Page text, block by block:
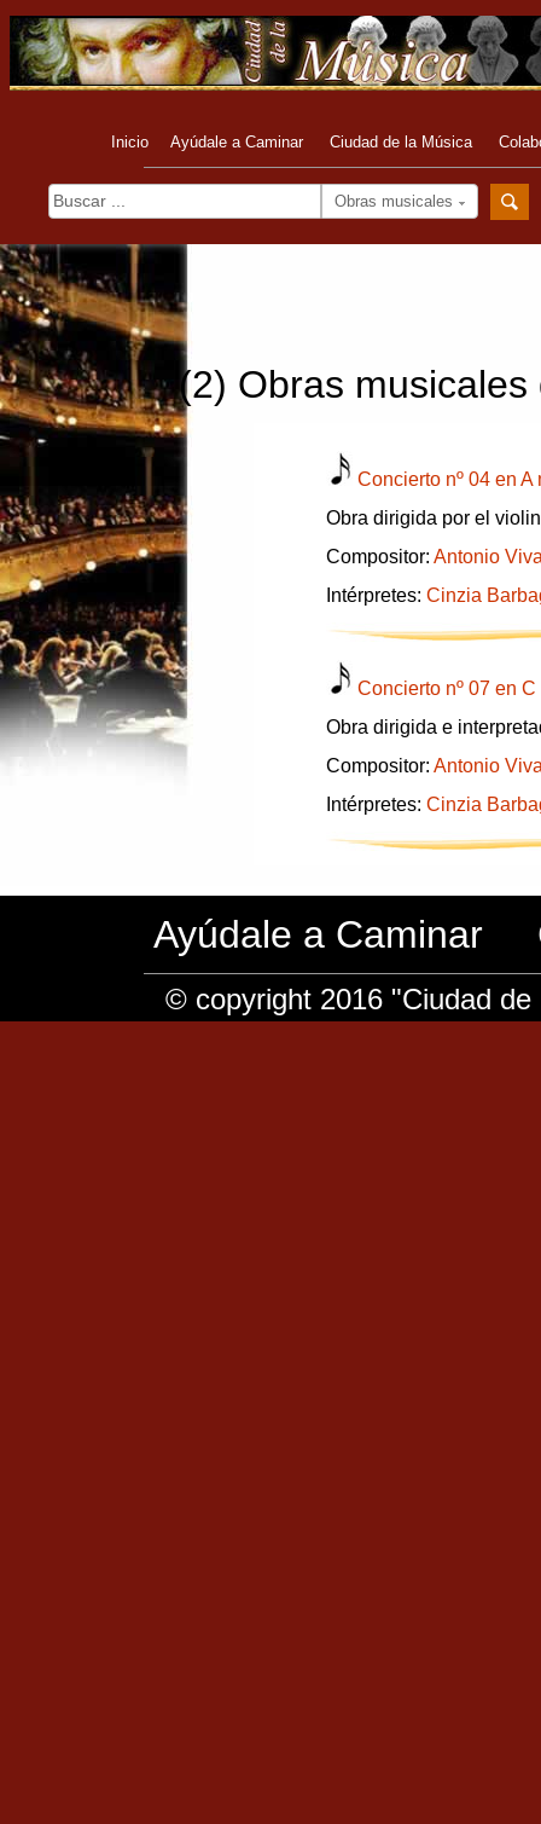
Inicio Ayúdale a Caminar Ciudad de la Música
Obras musicales
(2) Obras
Concierto nº 04 en
Obra dirigida por el
Compositor: Antonio
Intérpretes: Cinzia
Concierto nº 07 en
Obra dirigida e
Compositor: Antonio
Intérpretes: Cinzia
Ayúdale a Caminar
© copyright 2016 "Ciudad